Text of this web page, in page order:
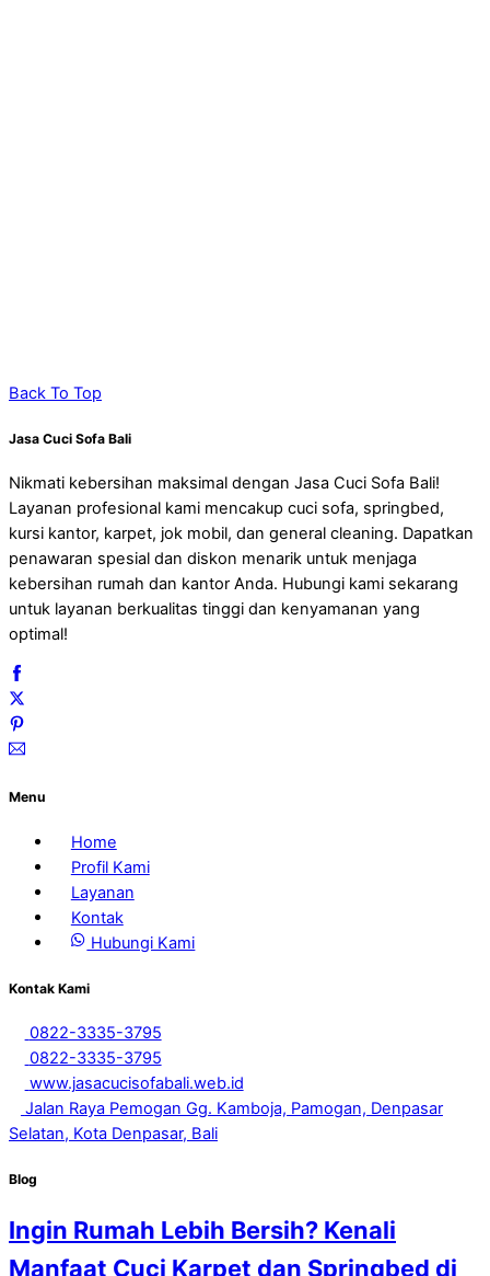
Back To Top
Jasa Cuci Sofa Bali
Nikmati kebersihan maksimal dengan Jasa Cuci Sofa Bali!
Layanan profesional kami mencakup cuci sofa, springbed,
kursi kantor, karpet, jok mobil, dan general cleaning. Dapatkan
penawaran spesial dan diskon menarik untuk menjaga
kebersihan rumah dan kantor Anda. Hubungi kami sekarang
untuk layanan berkualitas tinggi dan kenyamanan yang
optimal!
Menu
Home
Profil Kami
Layanan
Kontak
Hubungi Kami
Kontak Kami
0822-3335-3795
0822-3335-3795
www.jasacucisofabali.web.id
Jalan Raya Pemogan Gg. Kamboja, Pamogan, Denpasar
Selatan, Kota Denpasar, Bali
Blog
Ingin Rumah Lebih Bersih? Kenali
Manfaat Cuci Karpet dan Springbed di